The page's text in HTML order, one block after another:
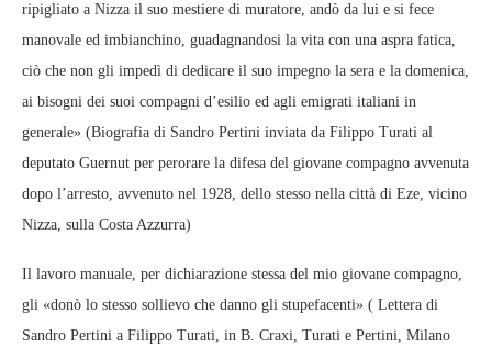
ripigliato a Nizza il suo mestiere di muratore, andò da lui e si fece
manovale ed imbianchino, guadagnandosi la vita con una aspra fatica,
ciò che non gli impedì di dedicare il suo impegno la sera e la domenica,
ai bisogni dei suoi compagni d’esilio ed agli emigrati italiani in
generale» (Biografia di Sandro Pertini inviata da Filippo Turati al
deputato Guernut per perorare la difesa del giovane compagno avvenuta
dopo l’arresto, avvenuto nel 1928, dello stesso nella città di Eze, vicino
Nizza, sulla Costa Azzurra)
Il lavoro manuale, per dichiarazione stessa del mio giovane compagno,
gli «donò lo stesso sollievo che danno gli stupefacenti» ( Lettera di
Sandro Pertini a Filippo Turati, in B. Craxi, Turati e Pertini, Milano